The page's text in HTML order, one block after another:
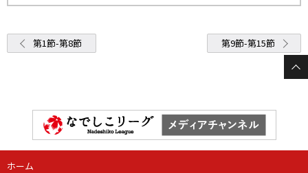
第1節-第8節 第9節-第15節
ホーム